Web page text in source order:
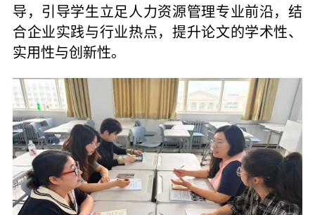
导，引导学生立足人力资源管理专业前沿，结
合企业实践与行业热点，提升论文的学术性、
实用性与创新性。